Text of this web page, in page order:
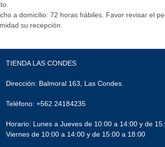
a domicilio: 72 horas hábiles. Favor revisar el
su recepción.
TIENDA LAS CONDES
Dirección: Balmoral 163, Las Condes.
Teléfono: +562 24184235
Horario: Lunes a Jueves de 10:00 a 14:00 y de
Viernes de 10:00 a 14:00 y de 15:00 a 18:00